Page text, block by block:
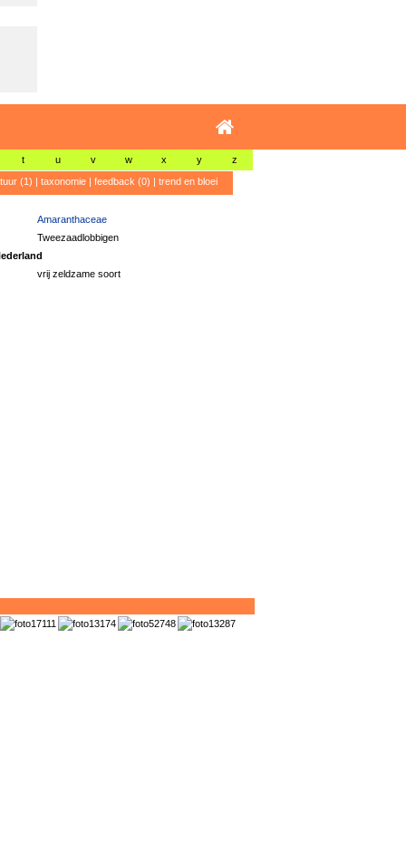
t u v w x y z
(1) | taxonomie| feedback (0) | trend en bloei
Amaranthaceae
Tweezaadlobbigen
vrij zeldzame soort